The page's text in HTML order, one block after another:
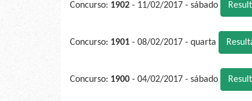
Concurso: 1902 - 11/02/2017 - sábado
Concurso: 1901 - 08/02/2017 - quarta
Concurso: 1900 - 04/02/2017 - sábado